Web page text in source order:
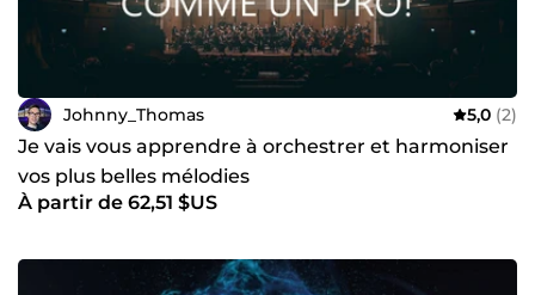
Johnny_Thomas 5,0 (2)
Je vais vous apprendre à orchestrer et harmoniser
vos plus belles mélodies
À partir de 62,51 $US